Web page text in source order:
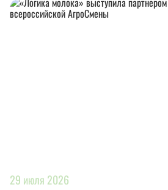
29 июля 2026